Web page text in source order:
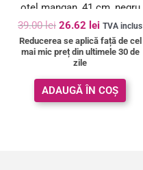
otel mangan, 41 cm, negru
39.00lei 26.62 lei TVA inclus
Reducerea se aplică față de cel
mai mic preț din ultimele 30 de
zile
ADAUGĂ ÎN COȘ